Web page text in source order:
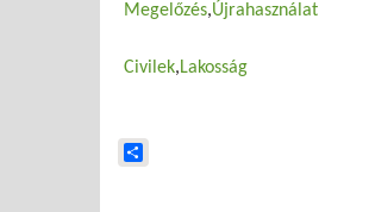
Megelőzés Újrahasználat
Civilek Lakosság